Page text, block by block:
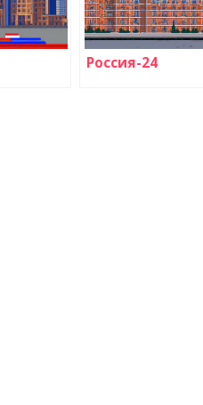
Россия-24